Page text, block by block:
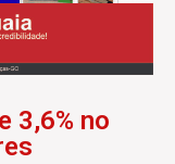
3,6% no